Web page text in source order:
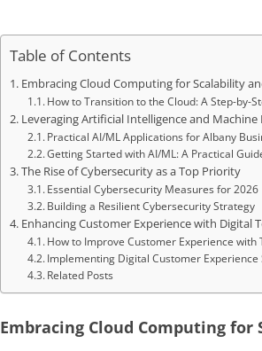
Table of Contents
Embracing Cloud Computing for Scalability
How to Transition to the Cloud: A Step-by-
Leveraging Artificial Intelligence and Machine
Practical AI/ML Applications for Albany
Getting Started with AI/ML: A Practical
The Rise of Cybersecurity as a Top Priority
Essential Cybersecurity Measures for 2026
Building a Resilient Cybersecurity Strategy
Enhancing Customer Experience with Digital
How to Improve Customer Experience with
Implementing Digital Customer Experience
Related Posts
Embracing Cloud Computing